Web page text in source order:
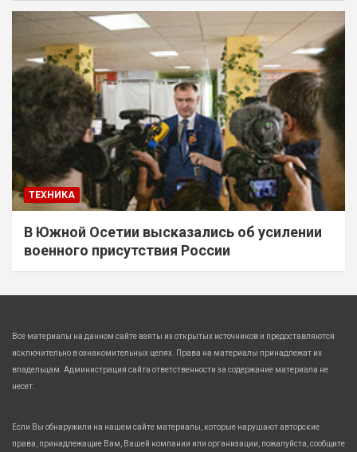
ТЕХНИКА
В Южной Осетии высказались об усилении
военного присутствия России
Все материалы на данном сайте взяты из открытых источников и предоставляются
исключительно в ознакомительных целях. Права на материалы принадлежат их
владельцам. Администрация сайта ответственности за содержание материала не
несет.
Если Вы обнаружили на нашем сайте материалы, которые нарушают авторские
права, принадлежащие Вам, Вашей компании или организации, пожалуйста, сообщите